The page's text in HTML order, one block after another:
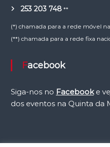
253 203 748**
(*) chamada para a rede móvel
(**) chamada para a rede fixa
Facebook
Siga-nos no Facebooke
dos eventos na Quinta da